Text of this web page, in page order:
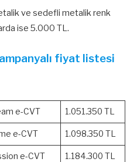
ve sedefli metalik renk
ise 5.000 TL.
fiyat listesi
e-CVT 1.051.350 TL
e-CVT 1.098.350 TL
e-CVT 1.184.300 TL